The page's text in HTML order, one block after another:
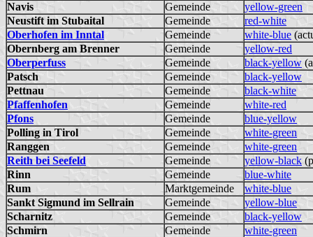
Navis
Gemeinde
yellow-green
Neustift im Stubaital
Gemeinde
red-white
Oberhofen im Inntal
Gemeinde white-blue
Obernberg am Brenner
Gemeinde
yellow-red
Oberperfuss
Gemeinde black-yellow
Patsch
Gemeinde
black-yellow
Pettnau
Gemeinde
black-white
Pfaffenhofen
Gemeinde
white-red
Pfons
Gemeinde
blue-yellow
Polling in Tirol
Gemeinde
white-green
Ranggen
Gemeinde
white-green
Reith bei Seefeld
Gemeinde yellow-black
Rinn
Gemeinde
blue-white
Rum
Marktgemeinde
white-blue
Sankt Sigmund im Sellrain
Gemeinde
yellow-blue
Scharnitz
Gemeinde
black-yellow
Schmirn
Gemeinde
white-green